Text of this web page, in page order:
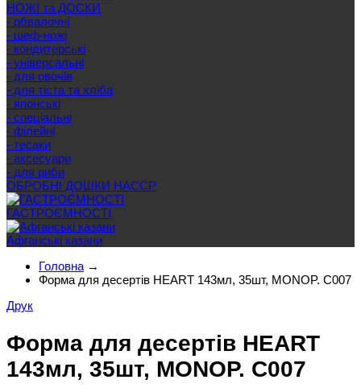
НОЖІ та ДОСКИ
- обвалочні
- шеф-ножі
- кондитерські
- універсальні
- для овочів
- для тіста та хліба
- японські
- спеціальні
- філейні
- тесаки
- аксесуари
- для риби
ОБРОБНІ ДОШКИ HACCP
ГАСТРОЄМНОСТІ
Афганські казани
Головна →
Форма для десертів HEART 143мл, 35шт, MONOP. C007
Друк
Форма для десертів HEART
143мл, 35шт, MONOP. C007